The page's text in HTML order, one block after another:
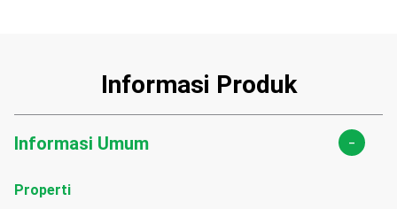
Informasi Produk
Informasi Umum -
Properti